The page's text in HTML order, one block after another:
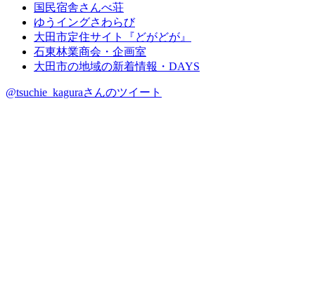
国民宿舎さんべ荘
ゆうイングさわらび
大田市定住サイト『どがどが』
石東林業商会・企画室
大田市の地域の新着情報・DAYS
@tsuchie_kaguraさんのツイート